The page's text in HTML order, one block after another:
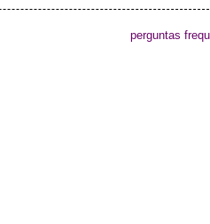
perguntas